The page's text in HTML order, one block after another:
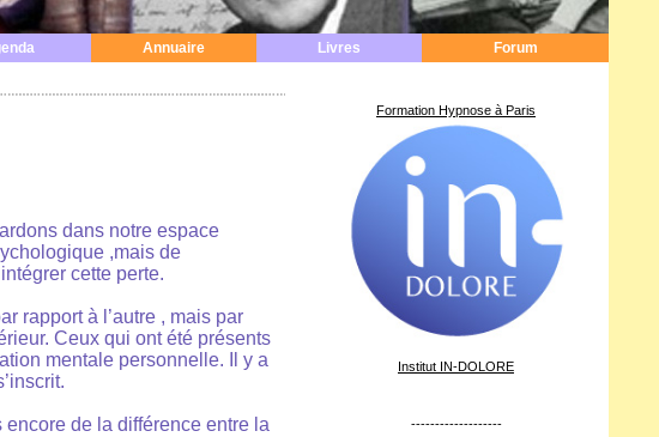
Annuaire Livres Forum
dans notre espace
,mais de
cette perte.
rapport à l’autre , mais par
Ceux qui ont été présents
mentale personnelle. Il y a
encore de la différence entre la
Formation Hypnose à Paris
Institut IN-DOLORE
-------------------